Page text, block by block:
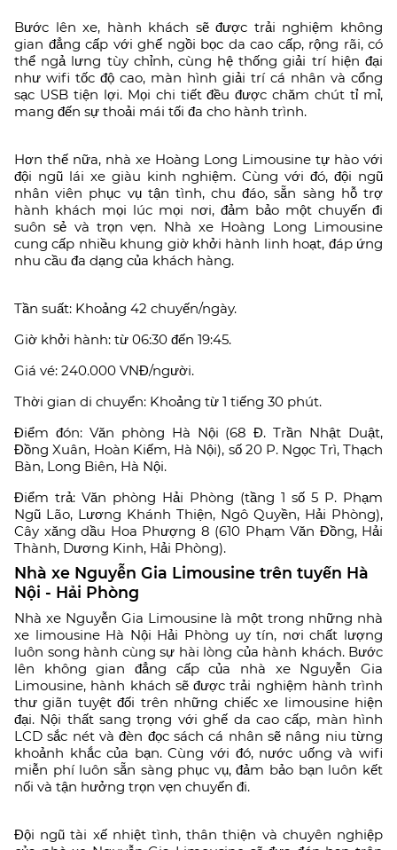
Bước lên xe, hành khách sẽ được trải nghiệm không
gian đẳng cấp với ghế ngồi bọc da cao cấp, rộng rãi, có
thể ngả lưng tùy chỉnh, cùng hệ thống giải trí hiện đại
như wifi tốc độ cao, màn hình giải trí cá nhân và cổng
sạc USB tiện lợi. Mọi chi tiết đều được chăm chút tỉ mỉ,
mang đến sự thoải mái tối đa cho hành trình.
Hơn thế nữa, nhà xe Hoàng Long Limousine tự hào với
đội ngũ lái xe giàu kinh nghiệm. Cùng với đó, đội ngũ
nhân viên phục vụ tận tình, chu đáo, sẵn sàng hỗ trợ
hành khách mọi lúc mọi nơi, đảm bảo một chuyến đi
suôn sẻ và trọn vẹn. Nhà xe Hoàng Long Limousine
cung cấp nhiều khung giờ khởi hành linh hoạt, đáp ứng
nhu cầu đa dạng của khách hàng.
Tần suất: Khoảng 42 chuyến/ngày.
Giờ khởi hành: từ 06:30 đến 19:45.
Giá vé: 240.000 VNĐ/người.
Thời gian di chuyển: Khoảng từ 1 tiếng 30 phút.
Điểm đón: Văn phòng Hà Nội (68 Đ. Trần Nhật Duật,
Đồng Xuân, Hoàn Kiếm, Hà Nội), số 20 P. Ngọc Trì, Thạch
Bàn, Long Biên, Hà Nội.
Điểm trả: Văn phòng Hải Phòng (tầng 1 số 5 P. Phạm
Ngũ Lão, Lương Khánh Thiện, Ngô Quyền, Hải Phòng),
Cây xăng dầu Hoa Phượng 8 (610 Phạm Văn Đồng, Hải
Thành, Dương Kinh, Hải Phòng).
Nhà xe Nguyễn Gia Limousine trên tuyến Hà
Nội - Hải Phòng
Nhà xe Nguyễn Gia Limousine là một trong những nhà
xe limousine Hà Nội Hải Phòng uy tín, nơi chất lượng
luôn song hành cùng sự hài lòng của hành khách. Bước
lên không gian đẳng cấp của nhà xe Nguyễn Gia
Limousine, hành khách sẽ được trải nghiệm hành trình
thư giãn tuyệt đối trên những chiếc xe limousine hiện
đại. Nội thất sang trọng với ghế da cao cấp, màn hình
LCD sắc nét và đèn đọc sách cá nhân sẽ nâng niu từng
khoảnh khắc của bạn. Cùng với đó, nước uống và wifi
miễn phí luôn sẵn sàng phục vụ, đảm bảo bạn luôn kết
nối và tận hưởng trọn vẹn chuyến đi.
Đội ngũ tài xế nhiệt tình, thân thiện và chuyên nghiệp